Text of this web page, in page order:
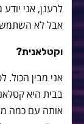
לרענן, אני
אבל לא
וקטלאנית?
אני מבין הכול.
בבית היא
אותה עם כמה